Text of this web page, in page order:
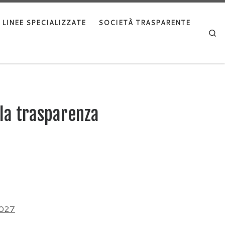
LINEE SPECIALIZZATE SOCIETÀ TRASPARENTE
trasparenza